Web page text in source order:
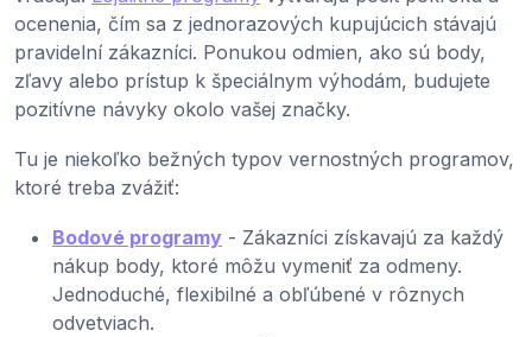
ocenenia, čím sa z jednorazových kupujúcich stávajú
pravidelní zákazníci. Ponukou odmien, ako sú body,
zľavy alebo prístup k špeciálnym výhodám, budujete
pozitívne návyky okolo vašej značky.
Tu je niekoľko bežných typov vernostných programov,
ktoré treba zvážiť:
Bodové programy - Zákazníci získavajú za každý
nákup body, ktoré môžu vymeniť za odmeny.
Jednoduché, flexibilné a obľúbené v rôznych
odvetviach.